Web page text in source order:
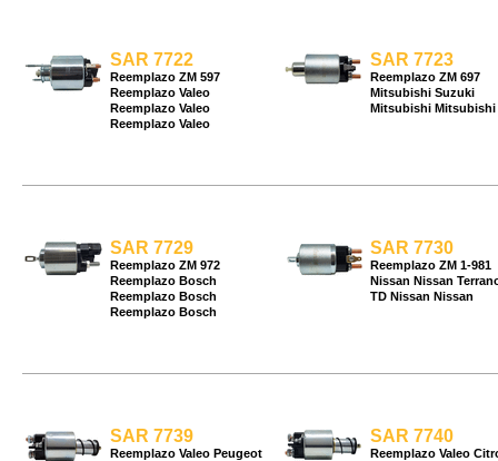
SAR 7722
Reemplazo ZM 597
Reemplazo Valeo
Reemplazo Valeo
Reemplazo Valeo
SAR 7723
Reemplazo ZM 697
Mitsubishi Suzuki
Mitsubishi Mitsubishi
SAR 7729
Reemplazo ZM 972
Reemplazo Bosch
Reemplazo Bosch
Reemplazo Bosch
SAR 7730
Reemplazo ZM 1-981
Nissan Nissan
TD Nissan Nissan
SAR 7739
Reemplazo Valeo Peugeot
SAR 7740
Reemplazo Valeo